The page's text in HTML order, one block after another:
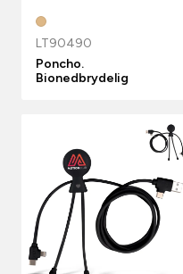
LT90490
Poncho.
Bionedbrydelig